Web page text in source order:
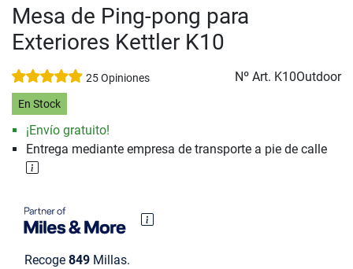
Mesa de Ping-pong para
Exteriores Kettler K10
25 Opiniones Nº Art. K10Outdoor
En Stock
¡Envío gratuito!
Entrega mediante empresa de transporte a pie de calle
Recoge 849 Millas.